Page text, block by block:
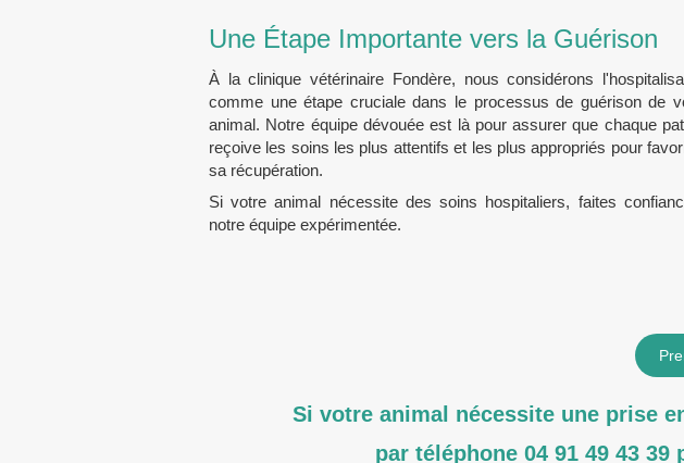
Une Étape Importante vers la Guérison
À la clinique vétérinaire Fondère, nous considérons
comme une étape cruciale dans le processus de guérison de
animal. Notre équipe dévouée est là pour assurer que chaque
reçoive les soins les plus attentifs et les plus appropriés pour
sa récupération.
Si votre animal nécessite des soins hospitaliers, faites
notre équipe expérimentée.
Si votre animal nécessite une prise
par téléphone 04 91 49 43